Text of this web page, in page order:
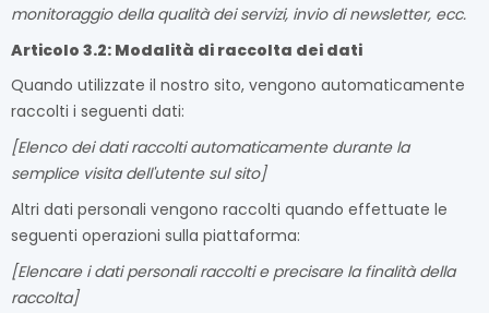
monitoraggio della qualità dei servizi, invio di newsletter, ecc.
Articolo 3.2: Modalità di raccolta dei dati
Quando utilizzate il nostro sito, vengono automaticamente
raccolti i seguenti dati:
[Elenco dei dati raccolti automaticamente durante la
semplice visita dell'utente sul sito]
Altri dati personali vengono raccolti quando effettuate le
seguenti operazioni sulla piattaforma:
[Elencare i dati personali raccolti e precisare la finalità della
raccolta]